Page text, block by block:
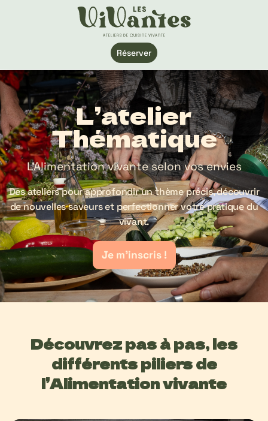
Réserver
L’atelier
Thématique
L’Alimentation vivante selon vos envies
Des ateliers pour approfondir un thème précis, découvrir
de nouvelles saveurs et perfectionner votre pratique du
vivant.
Je m'inscris !
Découvrez pas à pas, les
différents piliers de
l’Alimentation vivante